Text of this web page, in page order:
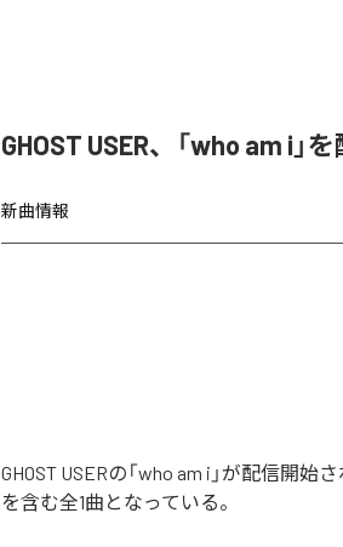
GHOST USER、「who am i」
新曲情報
GHOST USERの「who am i」が配信開
を含む全1曲となっている。